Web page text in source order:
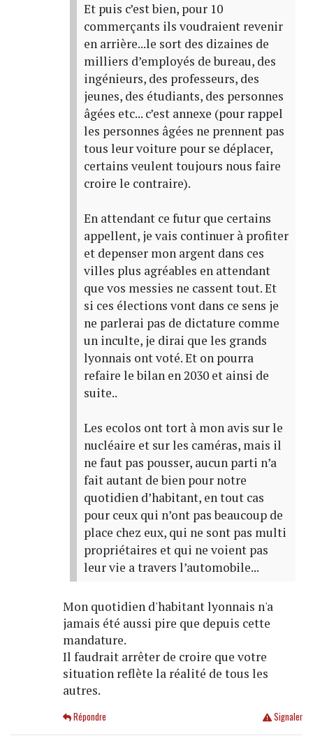
Et puis c’est bien, pour 10
commerçants ils voudraient revenir
en arrière...le sort des dizaines de
milliers d’employés de bureau, des
ingénieurs, des professeurs, des
jeunes, des étudiants, des personnes
âgées etc... c’est annexe (pour rappel
les personnes âgées ne prennent pas
tous leur voiture pour se déplacer,
certains veulent toujours nous faire
croire le contraire).
En attendant ce futur que certains
appellent, je vais continuer à profiter
et depenser mon argent dans ces
villes plus agréables en attendant
que vos messies ne cassent tout. Et
si ces élections vont dans ce sens je
ne parlerai pas de dictature comme
un inculte, je dirai que les grands
lyonnais ont voté. Et on pourra
refaire le bilan en 2030 et ainsi de
suite..
Les ecolos ont tort à mon avis sur le
nucléaire et sur les caméras, mais il
ne faut pas pousser, aucun parti n’a
fait autant de bien pour notre
quotidien d’habitant, en tout cas
pour ceux qui n’ont pas beaucoup de
place chez eux, qui ne sont pas multi
propriétaires et qui ne voient pas
leur vie a travers l’automobile...
Mon quotidien d'habitant lyonnais n'a
jamais été aussi pire que depuis cette
mandature.
Il faudrait arrêter de croire que votre
situation reflète la réalité de tous les
autres.
Signaler
Répondre